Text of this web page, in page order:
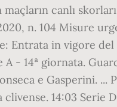
canlı
n. 104 Misure
Entrata in vigore
A - 14ª giornata.
e Gasperini.
14:03